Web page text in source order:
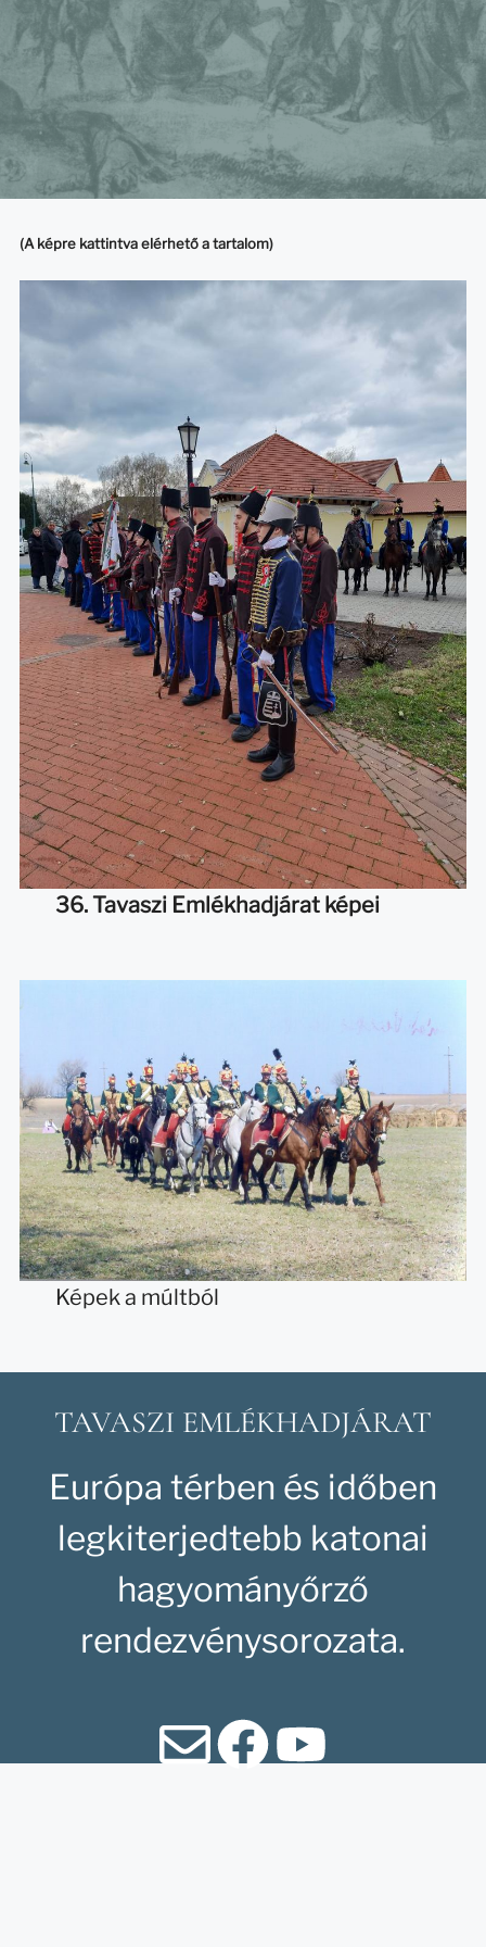
(A képre kattintva elérhető a tartalom)
36. Tavaszi Emlékhadjárat képei
Képek a múltból
TAVASZI EMLÉKHADJÁRAT
Európa térben és időben
legkiterjedtebb katonai
hagyományőrző
rendezvénysorozata.